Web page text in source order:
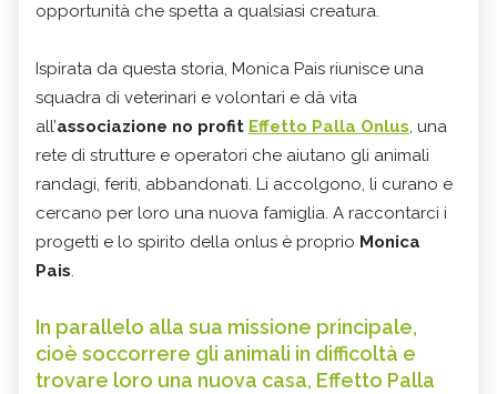
opportunità che spetta a qualsiasi creatura.
Ispirata da questa storia, Monica Pais riunisce una
squadra di veterinari e volontari e dà vita
all’associazione no profit Effetto Palla Onlus, una
rete di strutture e operatori che aiutano gli animali
randagi, feriti, abbandonati. Li accolgono, li curano e
cercano per loro una nuova famiglia. A raccontarci i
progetti e lo spirito della onlus è proprio Monica
Pais.
In parallelo alla sua missione principale,
cioè soccorrere gli animali in difficoltà e
trovare loro una nuova casa, Effetto Palla